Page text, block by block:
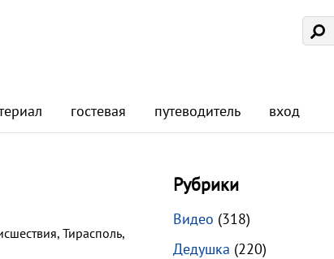
гостевая путеводитель вход
, Тирасполь,
Рубрики
Видео (318)
Дедушка (220)